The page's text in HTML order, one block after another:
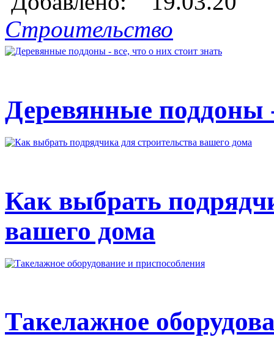
Строительство
Деревянные поддоны
Как выбрать
вашего дома
Такелажное